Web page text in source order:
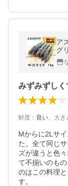
アスパラ M-2L
グ
みずみずしく
鮮度 ： 良い、 大き
Mからに2Lサ
た。全て同じ
ズが違うと色
て不揃いのも
のはこの料理
す。